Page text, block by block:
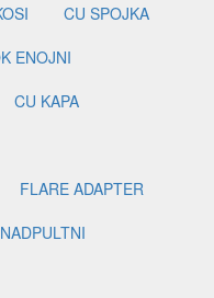
CU SPOJKA
ENOJNI
CU KAPA
FLARE ADAPTER
NADPULTNI